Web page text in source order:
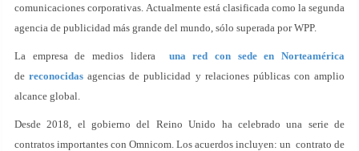
comunicaciones corporativas. Actualmente está clasificada como la segunda
agencia de publicidad más grande del mundo, sólo superada por WPP.
La empresa de medios lidera una red con sede en Norteamérica
dereconocidas agencias de publicidad y relaciones públicas con amplio
alcance global.
Desde 2018, el gobierno del Reino Unido ha celebrado una serie de
contratos importantes con Omnicom. Los acuerdos incluyen: un contrato de